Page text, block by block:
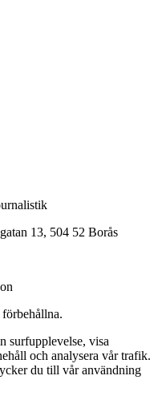
13, 504 52 Borås
surfupplevelse, visa
och analysera vår trafik.
du till vår användning